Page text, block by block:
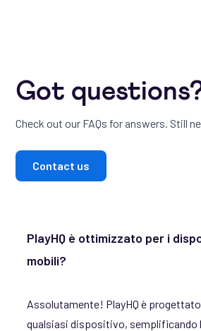
Got
Check out our FAQs for answers. Still
Contact us
PlayHQ è ottimizzato per i
mobili?
Assolutamente! PlayHQ è
qualsiasi dispositivo, semplificando